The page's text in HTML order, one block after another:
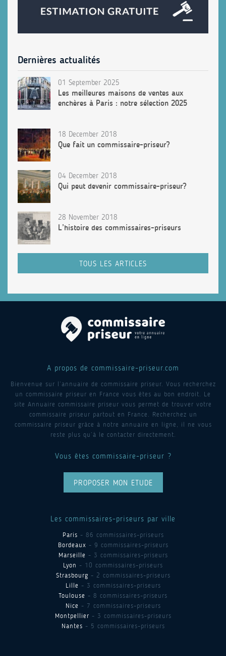
Dernières actualités
01 September 2025
Les meilleures maisons de ventes aux
enchères à Paris : notre sélection 2025
18 December 2018
Que fait un commissaire-priseur?
04 December 2018
Qui peut devenir commissaire-priseur?
28 November 2018
L’histoire des commissaires-priseurs
TOUS LES ARTICLES
A propos de commissaire-priseur.com
Bienvenue sur l’annuaire de commissaire priseur. Vous recherchez
un commissaire priseur en France vous êtes au bon endroit. Le
site Annuaire commissaire priseur vous permet de trouver votre
commissaire priseur partout en France. Recherchez un
commissaire priseur grâce à notre annuaire en ligne, il ne vous
reste plus qu’à le contacter directement.
Vous êtes commissaire-priseur ?
PROPOSER MON ETUDE
Les commissaires-priseurs par ville
Paris - 86 commissaires-priseurs
Bordeaux - 9 commissaires-priseurs
Marseille - 3 commissaires-priseurs
Lyon - 10 commissaires-priseurs
Strasbourg - 2 commissaires-priseurs
Lille - 3 commissaires-priseurs
Toulouse - 8 commissaires-priseurs
Nice - 7 commissaires-priseurs
Montpellier - 3 commissaires-priseurs
Nantes - 5 commissaires-priseurs